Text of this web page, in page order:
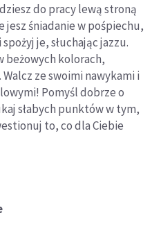
do pracy lewą stroną
jesz śniadanie w pośpiechu,
je, słuchając jazzu.
beżowych kolorach,
ze swoimi nawykami i
Pomyśl dobrze o
słabych punktów w tym,
to, co dla Ciebie